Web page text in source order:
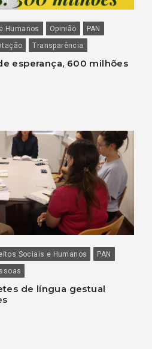
Humanos Opinião
PAN
Transparência
esperança, 600 milhões
Sociais e Humanos
PAN
de língua gestual